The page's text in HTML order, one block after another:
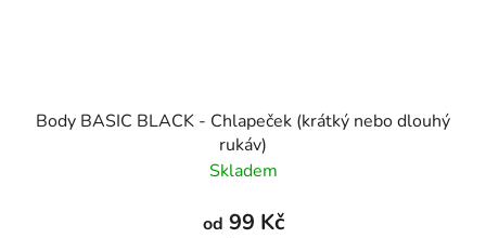
Body BASIC BLACK - Chlapeček (krátký nebo dlouhý
rukáv)
Skladem
od 99 Kč